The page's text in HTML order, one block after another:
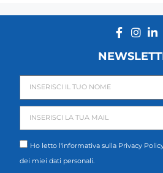
Ho letto l'informativa sulla Privacy
dei miei dati personali.